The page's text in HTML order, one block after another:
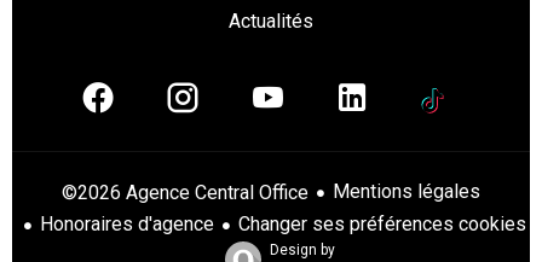
Actualités
©2026 Agence Central Office
Mentions légales
Honoraires d'agence
Changer ses préférences cookies
Design by